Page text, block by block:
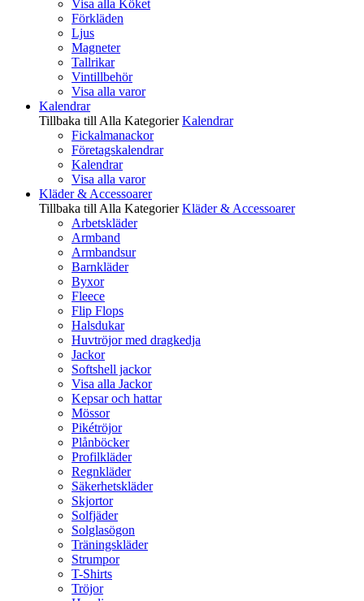
Visa alla Köket
Förkläden
Ljus
Magneter
Tallrikar
Vintillbehör
Visa alla varor
Kalendrar
Tillbaka till Alla Kategorier Kalendrar
Fickalmanackor
Företagskalendrar
Kalendrar
Visa alla varor
Kläder & Accessoarer
Tillbaka till Alla Kategorier Kläder & Accessoarer
Arbetskläder
Armband
Armbandsur
Barnkläder
Byxor
Fleece
Flip Flops
Halsdukar
Huvtröjor med dragkedja
Jackor
Softshell jackor
Visa alla Jackor
Kepsar och hattar
Mössor
Pikétröjor
Plånböcker
Profilkläder
Regnkläder
Säkerhetskläder
Skjortor
Solfjäder
Solglasögon
Träningskläder
Strumpor
T-Shirts
Tröjor